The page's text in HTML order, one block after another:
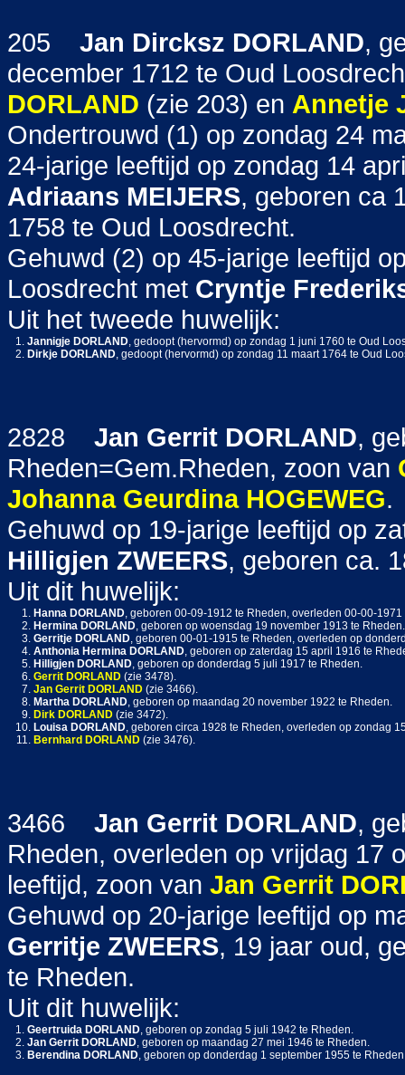
205 Jan Dircksz DORLAND,
december 1712 te Oud
DORLAND (zie 203) en Annetje
Ondertrouwd (1) op zondag 24
24-jarige leeftijd op zondag 14
Adriaans MEIJERS, geboren ca
1758 te Oud Loosdrecht.
Gehuwd (2) op 45-jarige leeftijd
Loosdrecht met Cryntje
Uit het tweede huwelijk:
1. Jannigje DORLAND, gedoopt (hervormd) op zondag 1 juni 1760 te Oud
2. Dirkje DORLAND, gedoopt (hervormd) op zondag 11 maart 1764 te Oud
2828 Jan Gerrit DORLAND,
Rheden=Gem.Rheden, zoon van
Johanna Geurdina HOGEWEG.
Gehuwd op 19-jarige leeftijd op
Hilligjen ZWEERS, geboren ca.
Uit dit huwelijk:
1. Hanna DORLAND, geboren 00-09-1912 te Rheden, overleden 00-00-1971
2. Hermina DORLAND, geboren op woensdag 19 november 1913 te Rheden.
3. Gerritje DORLAND, geboren 00-01-1915 te Rheden, overleden op
4. Anthonia Hermina DORLAND, geboren op zaterdag 15 april 1916 te
5. Hilligjen DORLAND, geboren op donderdag 5 juli 1917 te Rheden.
6. Gerrit DORLAND (zie 3478).
7. Jan Gerrit DORLAND (zie 3466).
8. Martha DORLAND, geboren op maandag 20 november 1922 te Rheden.
9. Dirk DORLAND (zie 3472).
10. Louisa DORLAND, geboren circa 1928 te Rheden, overleden op zondag
11. Bernhard DORLAND (zie 3476).
3466 Jan Gerrit DORLAND,
Rheden, overleden op vrijdag 17
leeftijd, zoon van Jan Gerrit
Gehuwd op 20-jarige leeftijd op
Gerritje ZWEERS, 19 jaar oud,
te Rheden.
Uit dit huwelijk:
1. Geertruida DORLAND, geboren op zondag 5 juli 1942 te Rheden.
2. Jan Gerrit DORLAND, geboren op maandag 27 mei 1946 te Rheden.
3. Berendina DORLAND, geboren op donderdag 1 september 1955 te